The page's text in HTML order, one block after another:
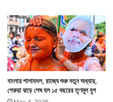
বাংলায় পালাবদল, রাজ্যে শুরু নতুন অধ্যায়,
গেরুয়া ঝড়ে শেষ হল ১৫ বছরের তৃণমূল যুগ